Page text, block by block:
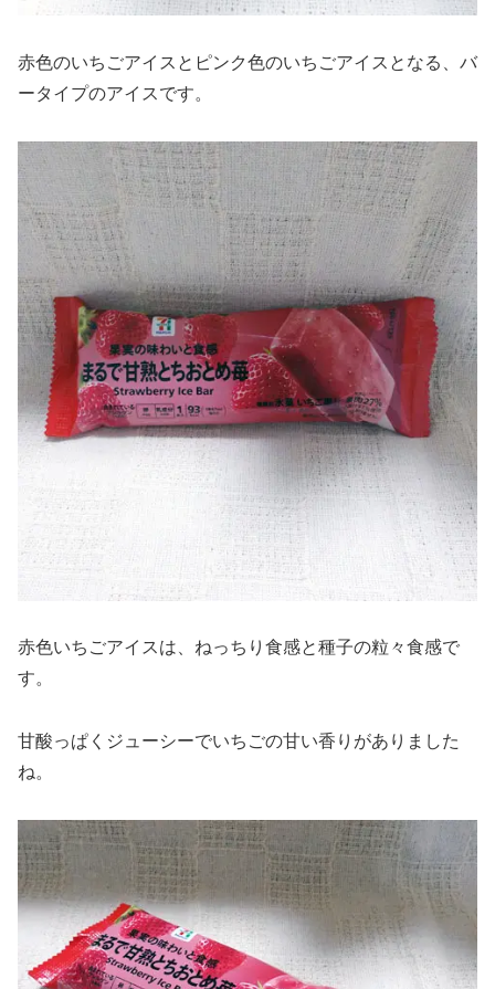
赤色のいちごアイスとピンク色のいちごアイスとなる、バ
ータイプのアイスです。
赤色いちごアイスは、ねっちり食感と種子の粒々食感で
す。
甘酸っぱくジューシーでいちごの甘い香りがありました
ね。